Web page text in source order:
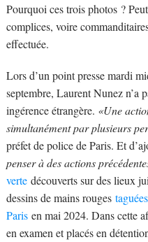
Pourquoi ces trois photos ?
complices, voire
effectuée.
Lors d’un point presse mardi
septembre, Laurent Nunez n’a
ingérence étrangère. «Une
simultanément par plusieurs
préfet de police de Paris. Et
penser à des actions
vertedécouverts sur des lieux
dessins de mains rouges
Parisen mai 2024. Dans cette
en examen et placés en